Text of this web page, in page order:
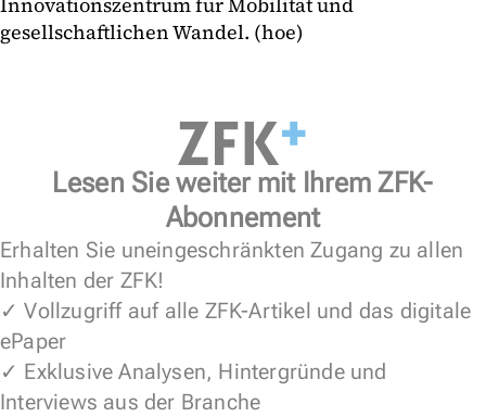
gesellschaftlichen Wandel. (hoe)
Lesen Sie weiter mit Ihrem ZFK-
Abonnement
Erhalten Sie uneingeschränkten Zugang zu allen
Inhalten der ZFK!
✓ Vollzugriff auf alle ZFK-Artikel und das digitale
ePaper
✓ Exklusive Analysen, Hintergründe und
Interviews aus der Branche